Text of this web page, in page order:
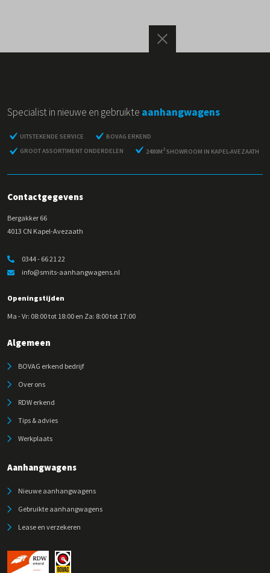
Specialist in nieuwe en gebruikte aanhangwagens
UITSTEKENDE SERVICE
BOVAG ERKEND
GROOT ASSORTIMENT ONDERDELEN
2480M 2SHOWROOM IN KAPEL-AVEZAATH
Contactgegevens
Bergakker 66
4013 CN Kapel-Avezaath
0344 - 66 21 22
info@smits-aanhangwagens.nl
Openingstijden
Ma - Vr: 08:00 tot 18:00 en Za: 8:00 tot 17:00
Algemeen
BOVAG erkend bedrijf
Over ons
RDW erkend
Tips & advies
Werkplaats
Aanhangwagens
Nieuwe aanhangwagens
Gebruikte aanhangwagens
Lease en verzekeren